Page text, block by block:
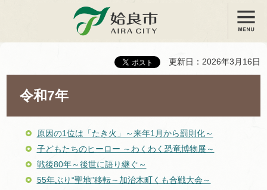
姶良市 メニュー
更新日：2026年3月16日
令和7年
原因の1位は「たき火」～来年1月から罰則化～
子どもたちのヒーロー ～わくわく恐竜博物展～
戦後80年～後世に語り継ぐ～
55年ぶり“聖地”移転～加治木町くも合戦大会～